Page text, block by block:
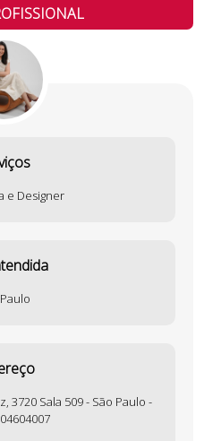
e Designer
3720 Sala 509 - São Paulo -